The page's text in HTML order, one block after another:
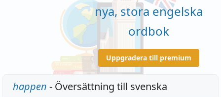
nya, stora engelska
ordbok
Uppgradera till premium
happen - Översättning till svenska